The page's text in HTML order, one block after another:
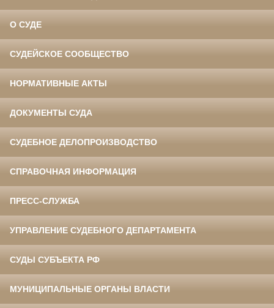
О СУДЕ
СУДЕЙСКОЕ СООБЩЕСТВО
НОРМАТИВНЫЕ АКТЫ
ДОКУМЕНТЫ СУДА
СУДЕБНОЕ ДЕЛОПРОИЗВОДСТВО
СПРАВОЧНАЯ ИНФОРМАЦИЯ
ПРЕСС-СЛУЖБА
УПРАВЛЕНИЕ СУДЕБНОГО ДЕПАРТАМЕНТА
СУДЫ СУБЪЕКТА РФ
МУНИЦИПАЛЬНЫЕ ОРГАНЫ ВЛАСТИ